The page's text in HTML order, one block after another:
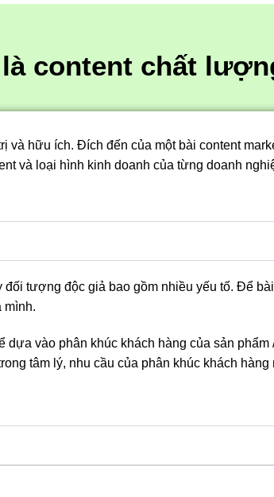
content chất
và hữu ích. Đích đến của một bài content
và loại hình kinh doanh của từng doanh
tượng độc giả bao gồm nhiều yếu tố. Để
mình.
vào phân khúc khách hàng của sản phẩm
tâm lý, nhu cầu của phân khúc khách